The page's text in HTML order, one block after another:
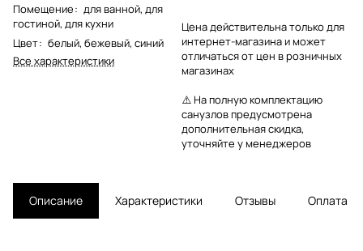
Помещение: для ванной, для
гостиной, для кухни
Цвет: белый, бежевый, синий
Все характеристики
Цена действительна только для
интернет-магазина и может
отличаться от цен в розничных
магазинах
⚠️ На полную комплектацию
санузлов предусмотрена
дополнительная скидка,
уточняйте у менеджеров
Описание Характеристики Отзывы Оплата